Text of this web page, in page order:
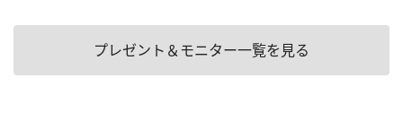
プレゼント＆モニター一覧を見る